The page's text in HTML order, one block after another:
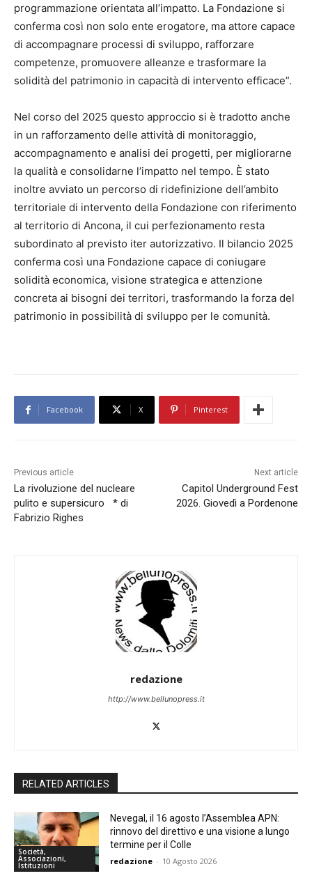
programmazione orientata all’impatto. La Fondazione si
conferma così non solo ente erogatore, ma attore capace
di accompagnare processi di sviluppo, rafforzare
competenze, promuovere alleanze e trasformare la
solidità del patrimonio in capacità di intervento efficace”.
Nel corso del 2025 questo approccio si è tradotto anche
in un rafforzamento delle attività di monitoraggio,
accompagnamento e analisi dei progetti, per migliorarne
la qualità e consolidarne l’impatto nel tempo. È stato
inoltre avviato un percorso di ridefinizione dell’ambito
territoriale di intervento della Fondazione con riferimento
al territorio di Ancona, il cui perfezionamento resta
subordinato al previsto iter autorizzativo. Il bilancio 2025
conferma così una Fondazione capace di coniugare
solidità economica, visione strategica e attenzione
concreta ai bisogni dei territori, trasformando la forza del
patrimonio in possibilità di sviluppo per le comunità.
Facebook X Pinterest
Previous article
La rivoluzione del nucleare
pulito e supersicuro * di
Fabrizio Righes
Next article
Capitol Underground Fest
2026. Giovedì a Pordenone
redazione
http://www.bellunopress.it
RELATED ARTICLES
Società,
Associazioni,
Istituzioni
Nevegal, il 16 agosto l’Assemblea APN:
rinnovo del direttivo e una visione a lungo
termine per il Colle
redazione - 10 Agosto 2026